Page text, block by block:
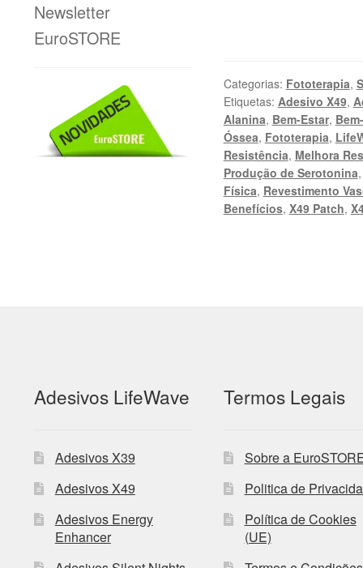
Categorias: Fototerapia,
Etiquetas: Adesivo X49,
Alanina, Bem-Estar,
Óssea, Fototerapia,
Resistência, Melhora
Produção de Serotonina
Física, Revestimento
Benefícios, X49 Patch,
Newsletter
EuroSTORE
Adesivos LifeWave
Adesivos X39
Adesivos X49
Adesivos Energy
Enhancer
Termos Legais
Sobre a
Politica de
Política de Cookies
(UE)